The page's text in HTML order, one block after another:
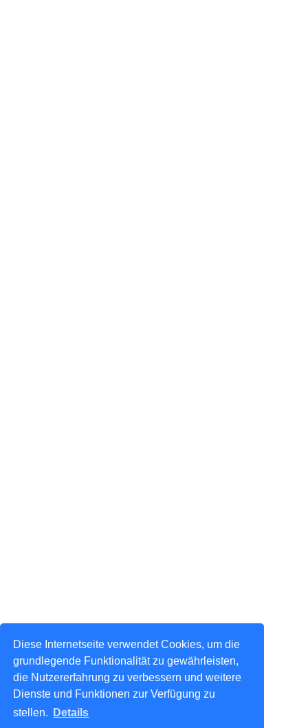
Diese Internetseite verwendet Cookies, um die
grundlegende Funktionalität zu gewährleisten,
die Nutzererfahrung zu verbessern und weitere
Dienste und Funktionen zur Verfügung zu
stellen.
Details